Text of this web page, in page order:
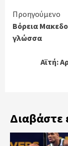
Continue
Reading
Προηγούμενο
Βόρεια
γλώσσα
Αϊτή:
Διαβάστε